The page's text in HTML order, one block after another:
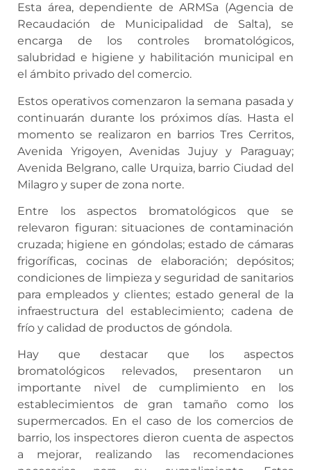
Esta área, dependiente de ARMSa (Agencia de
Recaudación de Municipalidad de Salta), se
encarga de los controles bromatológicos,
salubridad e higiene y habilitación municipal en
el ámbito privado del comercio.
Estos operativos comenzaron la semana pasada y
continuarán durante los próximos días. Hasta el
momento se realizaron en barrios Tres Cerritos,
Avenida Yrigoyen, Avenidas Jujuy y Paraguay;
Avenida Belgrano, calle Urquiza, barrio Ciudad del
Milagro y super de zona norte.
Entre los aspectos bromatológicos que se
relevaron figuran: situaciones de contaminación
cruzada; higiene en góndolas; estado de cámaras
frigoríficas, cocinas de elaboración; depósitos;
condiciones de limpieza y seguridad de sanitarios
para empleados y clientes; estado general de la
infraestructura del establecimiento; cadena de
frío y calidad de productos de góndola.
Hay que destacar que los aspectos
bromatológicos relevados, presentaron un
importante nivel de cumplimiento en los
establecimientos de gran tamaño como los
supermercados. En el caso de los comercios de
barrio, los inspectores dieron cuenta de aspectos
a mejorar, realizando las recomendaciones